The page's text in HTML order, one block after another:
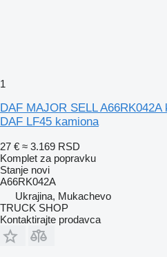
1
DAF MAJOR SELL
DAF LF45 kamiona
27 € ≈ 3.169 RSD
Komplet za popravku
Stanje novi
A66RK042A
Ukrajina, Mukachevo
TRUCK SHOP
Kontaktirajte prodavca